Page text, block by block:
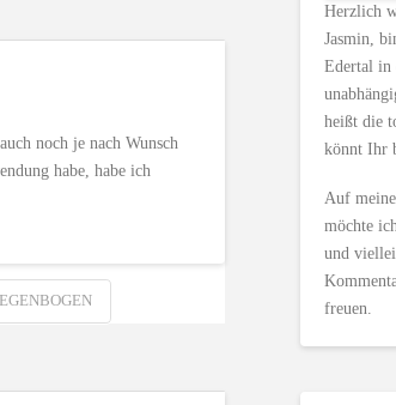
noch je nach Wunsch
habe, habe ich
Herzlich
Jasmin,
Edertal in
heißt die
könnt Ihr
Auf
möchte
und
freuen.